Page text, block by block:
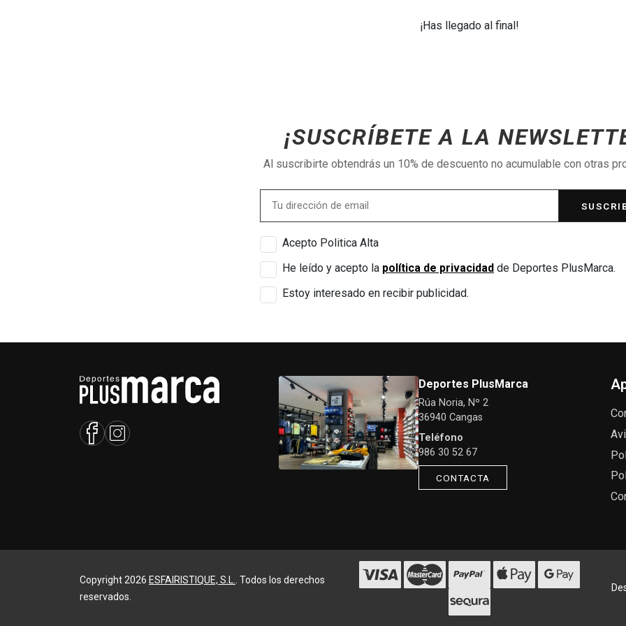
¡Has llegado al final!
¡SUSCRÍBETE A LA
Al suscribirte obtendrás un 10% de descuento no acumulable con otras
Acepto Politica Alta
He leído y acepto la política de privacidad de Deportes PlusMarca.
Estoy interesado en recibir publicidad.
Deportes PlusMarca
Rúa Noria, Nº 2
36940 Cangas
Teléfono
986 30 52 67
CONTACTA
Copyright 2026 ESFAIRISTIQUE, S.L.
. Todos los derechos
reservados.